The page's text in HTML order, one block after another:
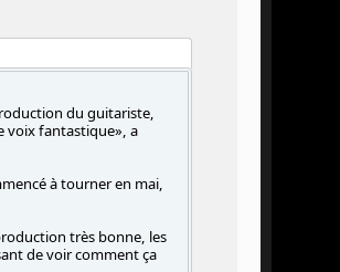
du guitariste,
voix fantastique», a
à tourner en mai,
très bonne, les
de voir comment ça